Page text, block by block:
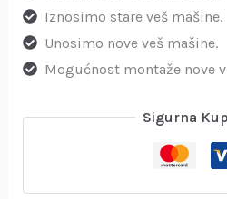
Iznosimo stare veš mašine.
Unosimo nove veš mašine.
Mogućnost montaže nove
Sigurna